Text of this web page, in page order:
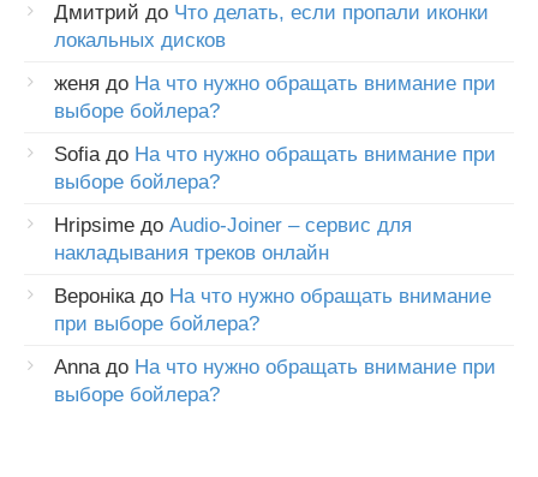
Дмитрий до Что делать, если пропали иконки
локальных дисков
женя до На что нужно обращать внимание при
выборе бойлера?
Sofiaдо На что нужно обращать внимание при
выборе бойлера?
Hripsime до Audio-Joiner – сервис для
накладывания треков онлайн
Веронікадо На что нужно обращать внимание
при выборе бойлера?
Annaдо На что нужно обращать внимание при
выборе бойлера?